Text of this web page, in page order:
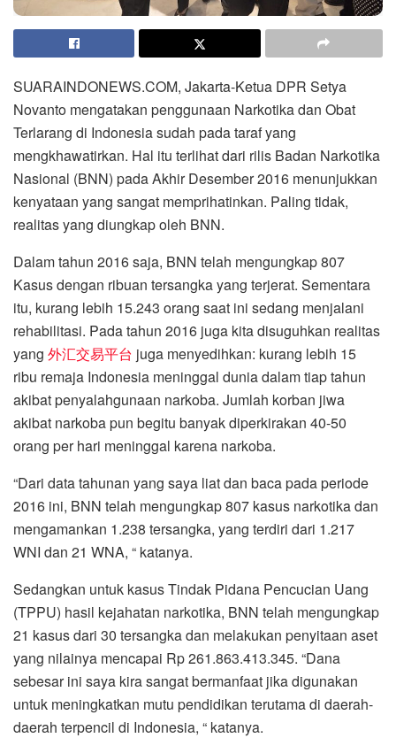
SUARAINDONEWS.COM, Jakarta-Ketua DPR Setya
Novanto mengatakan penggunaan Narkotika dan Obat
Terlarang di Indonesia sudah pada taraf yang
mengkhawatirkan. Hal itu terlihat dari rilis Badan Narkotika
Nasional (BNN) pada Akhir Desember 2016 menunjukkan
kenyataan yang sangat memprihatinkan. Paling tidak,
realitas yang diungkap oleh BNN.
Dalam tahun 2016 saja, BNN telah mengungkap 807
Kasus dengan ribuan tersangka yang terjerat. Sementara
itu, kurang lebih 15.243 orang saat ini sedang menjalani
rehabilitasi. Pada tahun 2016 juga kita disuguhkan realitas
yang 外汇交易平台 juga menyedihkan: kurang lebih 15
ribu remaja Indonesia meninggal dunia dalam tiap tahun
akibat penyalahgunaan narkoba. Jumlah korban jiwa
akibat narkoba pun begitu banyak diperkirakan 40-50
orang per hari meninggal karena narkoba.
“Dari data tahunan yang saya liat dan baca pada periode
2016 ini, BNN telah mengungkap 807 kasus narkotika dan
mengamankan 1.238 tersangka, yang terdiri dari 1.217
WNI dan 21 WNA, “ katanya.
Sedangkan untuk kasus Tindak Pidana Pencucian Uang
(TPPU) hasil kejahatan narkotika, BNN telah mengungkap
21 kasus dari 30 tersangka dan melakukan penyitaan aset
yang nilainya mencapai Rp 261.863.413.345. “Dana
sebesar ini saya kira sangat bermanfaat jika digunakan
untuk meningkatkan mutu pendidikan terutama di daerah-
daerah terpencil di Indonesia, “ katanya.